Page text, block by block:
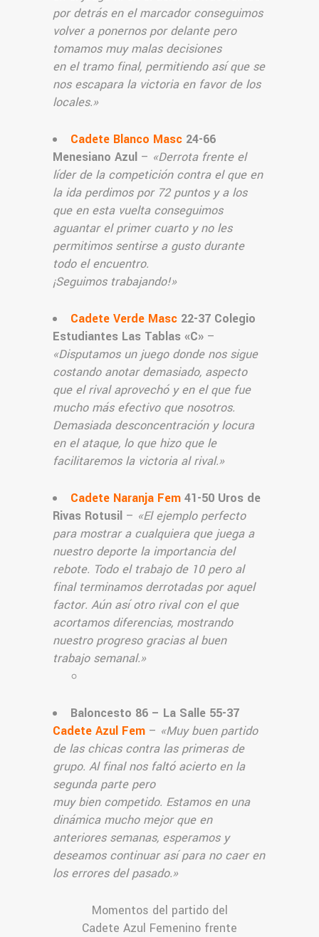
por detrás en el marcador conseguimos
volver a ponernos por delante pero
tomamos muy malas decisiones
en el tramo final, permitiendo así que se
nos escapara la victoria en favor de los
locales.»
Cadete Blanco Masc 24-66
Menesiano Azul – «Derrota frente el
líder de la competición contra el que en
la ida perdimos por 72 puntos y a los
que en esta vuelta conseguimos
aguantar el primer cuarto y no les
permitimos sentirse a gusto durante
todo el encuentro.
¡Seguimos trabajando!»
Cadete Verde Masc 22-37 Colegio
Estudiantes Las Tablas «C» –
«Disputamos un juego donde nos sigue
costando anotar demasiado, aspecto
que el rival aprovechó y en el que fue
mucho más efectivo que nosotros.
Demasiada desconcentración y locura
en el ataque, lo que hizo que le
facilitaremos la victoria al rival.»
Cadete Naranja Fem 41-50 Uros de
Rivas Rotusil – «El ejemplo perfecto
para mostrar a cualquiera que juega a
nuestro deporte la importancia del
rebote. Todo el trabajo de 10 pero al
final terminamos derrotadas por aquel
factor. Aún así otro rival con el que
acortamos diferencias, mostrando
nuestro progreso gracias al buen
trabajo semanal.»
Baloncesto 86 – La Salle 55-37
Cadete Azul Fem – «Muy buen partido
de las chicas contra las primeras de
grupo. Al final nos faltó acierto en la
segunda parte pero
muy bien competido. Estamos en una
dinámica mucho mejor que en
anteriores semanas, esperamos y
deseamos continuar así para no caer en
los errores del pasado.»
Momentos del partido del
Cadete Azul Femenino frente